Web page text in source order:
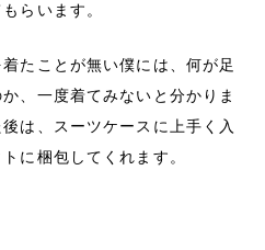
らいます。
たことが無い僕には、何が足
、一度着てみないと分かりま
は、スーツケースに上手く入
に梱包してくれます。